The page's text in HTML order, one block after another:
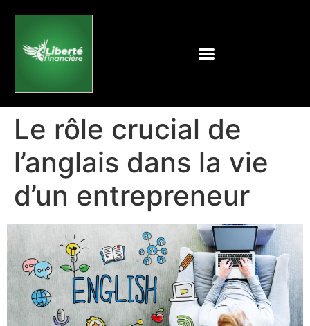
Le rôle crucial de
l’anglais dans la vie
d’un entrepreneur